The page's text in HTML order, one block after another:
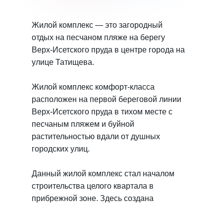
Жилой комплекс — это загородный
отдых на песчаном пляже на берегу
Верх-Исетского пруда в центре города на
улице Татищева.
Жилой комплекс комфорт-класса
расположен на первой береговой линии
Верх-Исетского пруда в тихом месте с
песчаным пляжем и буйной
растительностью вдали от душных
городских улиц.
Данный жилой комплекс стал началом
строительства целого квартала в
прибрежной зоне. Здесь создана